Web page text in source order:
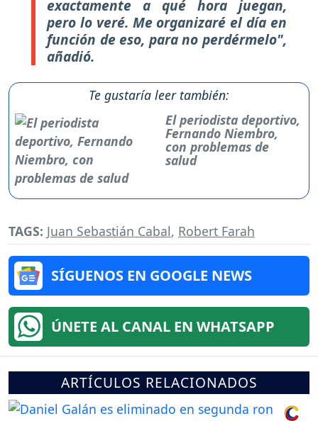
exactamente a qué hora juegan,
pero lo veré. Me organizaré el día en
función de eso, para no perdérmelo",
añadió.
Te gustaría leer también:
El periodista deportivo,
Fernando Niembro,
con problemas de
salud
TAGS: Juan Sebastián Cabal, Robert Farah
SÍGUENOS EN GOOGLE NEWS
ÚNETE AL CANAL EN WHATSAPP
ARTÍCULOS RELACIONADOS